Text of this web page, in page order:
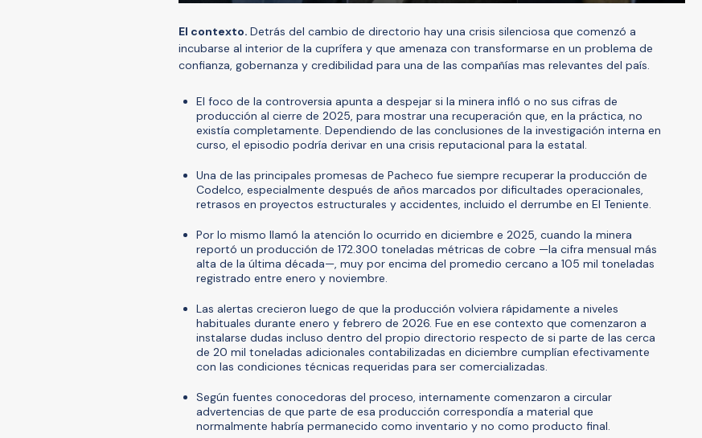
El contexto. Detrás del cambio de directorio hay una crisis silenciosa que comenzó a
incubarse al interior de la cuprífera y que amenaza con transformarse en un problema de
confianza, gobernanza y credibilidad para una de las compañías mas relevantes del país.
El foco de la controversia apunta a despejar si la minera infló o no sus cifras de
producción al cierre de 2025, para mostrar una recuperación que, en la práctica, no
existía completamente. Dependiendo de las conclusiones de la investigación interna en
curso, el episodio podría derivar en una crisis reputacional para la estatal.
Una de las principales promesas de Pacheco fue siempre recuperar la producción de
Codelco, especialmente después de años marcados por dificultades operacionales,
retrasos en proyectos estructurales y accidentes, incluido el derrumbe en El Teniente.
Por lo mismo llamó la atención lo ocurrido en diciembre e 2025, cuando la minera
reportó un producción de 172.300 toneladas métricas de cobre —la cifra mensual más
alta de la última década—, muy por encima del promedio cercano a 105 mil toneladas
registrado entre enero y noviembre.
Las alertas crecieron luego de que la producción volviera rápidamente a niveles
habituales durante enero y febrero de 2026. Fue en ese contexto que comenzaron a
instalarse dudas incluso dentro del propio directorio respecto de si parte de las cerca
de 20 mil toneladas adicionales contabilizadas en diciembre cumplían efectivamente
con las condiciones técnicas requeridas para ser comercializadas.
Según fuentes conocedoras del proceso, internamente comenzaron a circular
advertencias de que parte de esa producción correspondía a material que
normalmente habría permanecido como inventario y no como producto final.